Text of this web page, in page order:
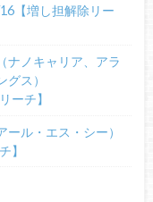
【増し担解除リー
ナノキャリア、アラ
ス）
ーチ】
ル・エス・シー）
】